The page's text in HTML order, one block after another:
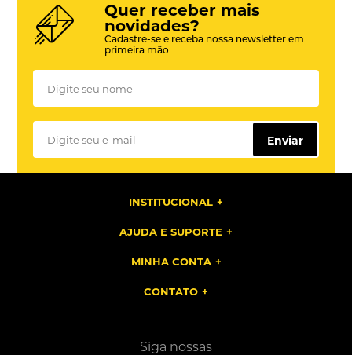
Quer receber mais
novidades?
Cadastre-se e receba nossa newsletter em
primeira mão
Enviar
INSTITUCIONAL
AJUDA E SUPORTE
MINHA CONTA
CONTATO
Siga nossas